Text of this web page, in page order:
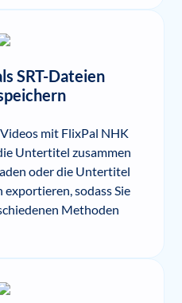
SRT-Dateien
mit FlixPal NHK
Untertitel zusammen
oder die Untertitel
exportieren, sodass Sie
Methoden